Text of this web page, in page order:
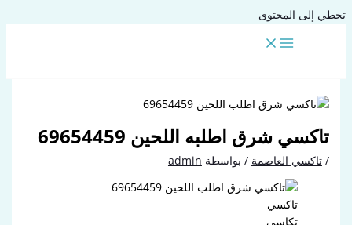
تخطي إلى المحتوى
تاكسي شرق اطلبه اللحين 69654459
/تاكسي العاصمة / بواسطة admin
تاكسي
تكاسي